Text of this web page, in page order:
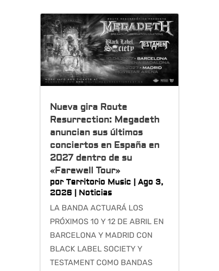
Nueva gira Route
Resurrection: Megadeth
anuncian sus últimos
conciertos en España en
2027 dentro de su
«Farewell Tour»
por Territorio Music
Ago 3,
2026| Noticias
LA BANDA ACTUARÁ LOS
PRÓXIMOS 10 Y 12 DE ABRIL EN
BARCELONA Y MADRID CON
BLACK LABEL SOCIETY Y
TESTAMENT COMO BANDAS